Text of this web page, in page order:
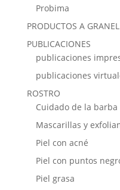
Probima
PRODUCTOS A GRANEL
PUBLICACIONES
publicaciones
publicaciones
ROSTRO
Cuidado de la barba
Mascarillas y
Piel con acné
Piel con puntos
Piel grasa